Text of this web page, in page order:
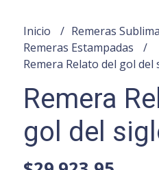
Inicio
Remeras
Remeras Estampadas
Remera Relato del gol del
Remera
gol del